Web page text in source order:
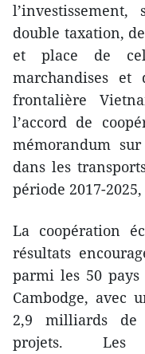
double taxation,
et place de
marchandises
frontalière
l’accord de
mémorandum
dans les
période 2017-
La coopération
résultats
parmi les 50
Cambodge, avec
2,9 milliards de
projets. ​ Les